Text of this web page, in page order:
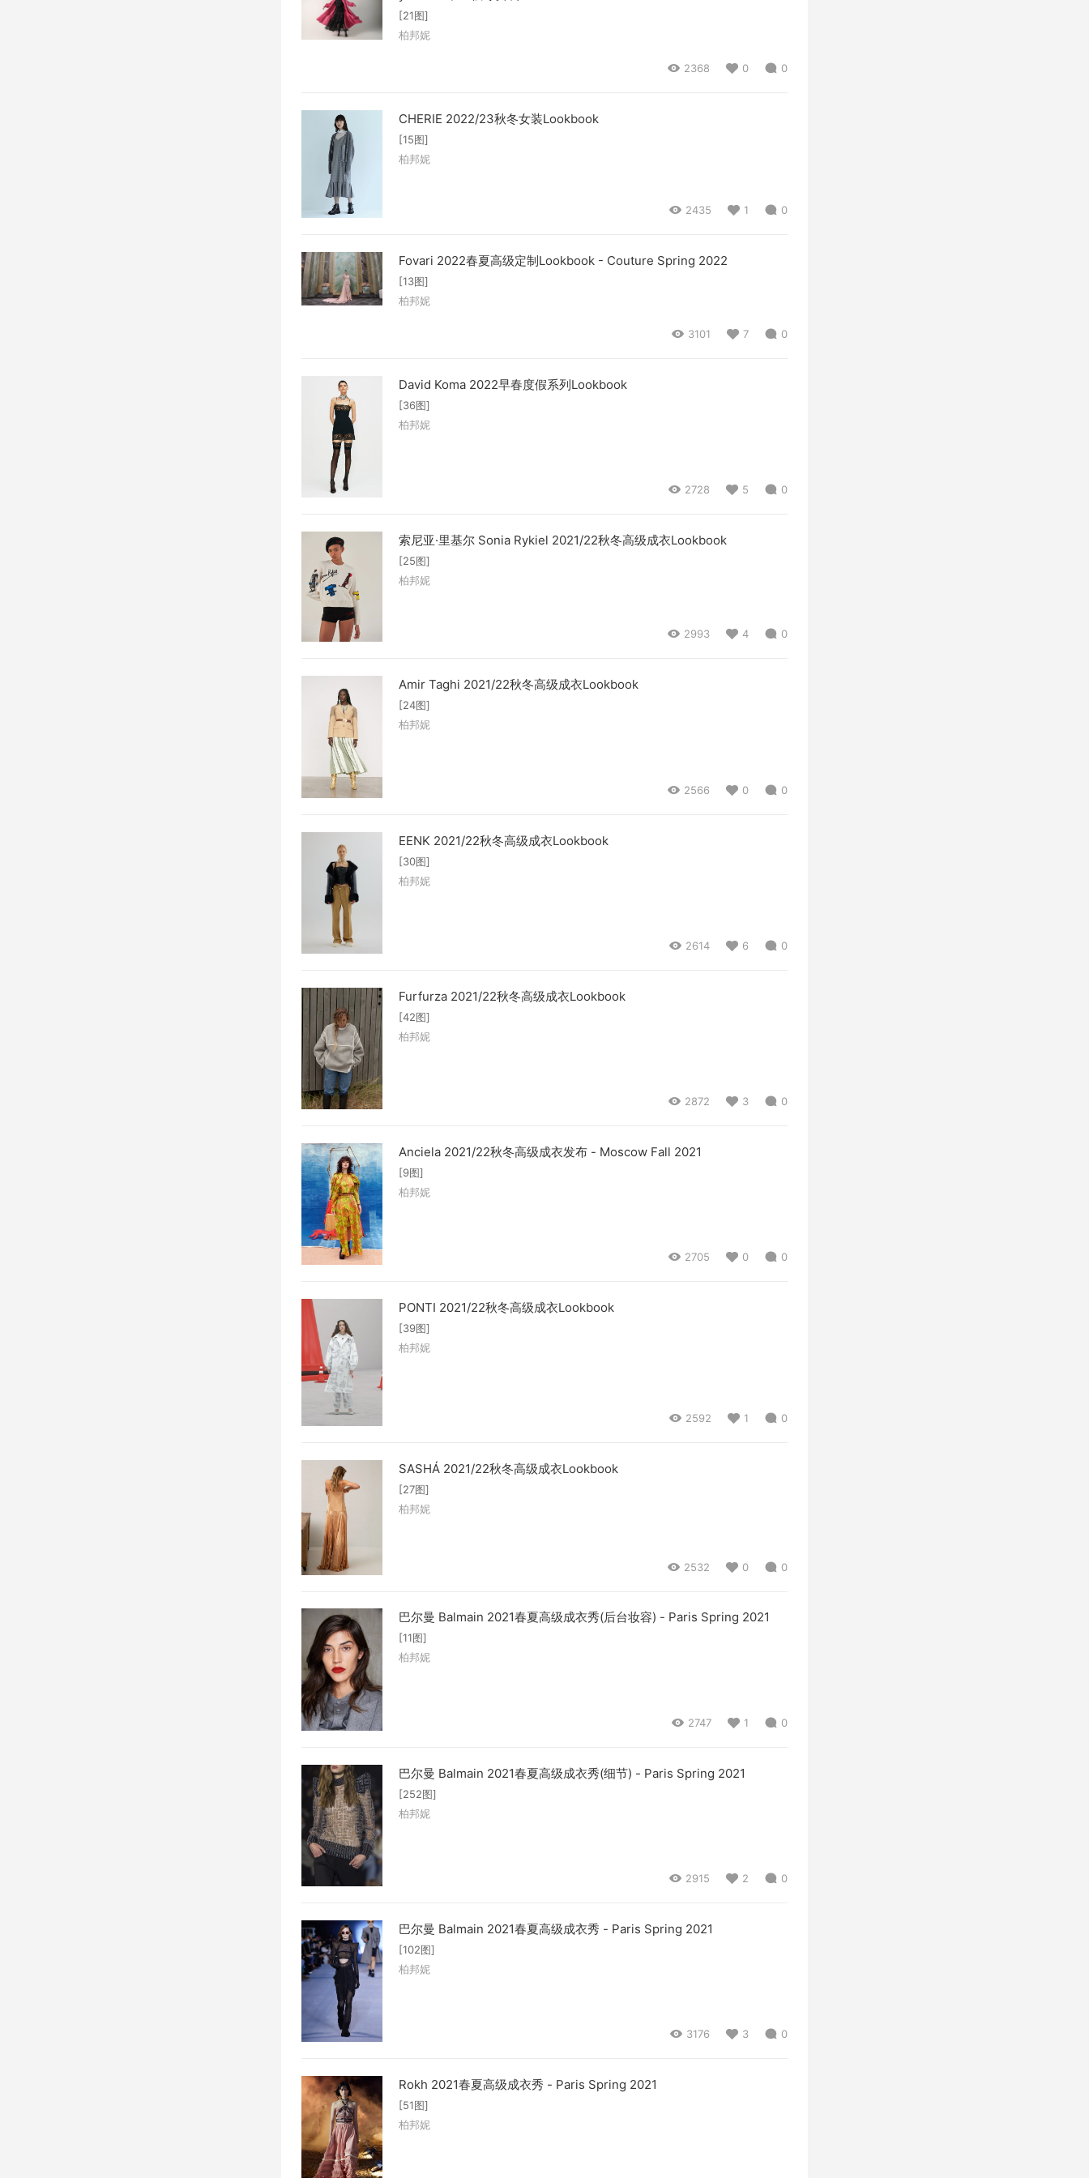
[21图]
柏邦妮
2368 0 0
CHERIE 2022/23秋冬女装Lookbook
[15图]
柏邦妮
2435 1 0
Fovari 2022春夏高级定制Lookbook - Couture Spring 2022
[13图]
柏邦妮
3101 7 0
David Koma 2022早春度假系列Lookbook
[36图]
柏邦妮
2728 5 0
索尼亚·里基尔 Sonia Rykiel 2021/22秋冬高级成衣Lookbook
[25图]
柏邦妮
2993 4 0
Amir Taghi 2021/22秋冬高级成衣Lookbook
[24图]
柏邦妮
2566 0 0
EENK 2021/22秋冬高级成衣Lookbook
[30图]
柏邦妮
2614 6 0
Furfurza 2021/22秋冬高级成衣Lookbook
[42图]
柏邦妮
2872 3 0
Anciela 2021/22秋冬高级成衣发布 - Moscow Fall 2021
[9图]
柏邦妮
2705 0 0
PONTI 2021/22秋冬高级成衣Lookbook
[39图]
柏邦妮
2592 1 0
SASHÁ 2021/22秋冬高级成衣Lookbook
[27图]
柏邦妮
2532 0 0
巴尔曼 Balmain 2021春夏高级成衣秀(后台妆容) - Paris Spring 2021
[11图]
柏邦妮
2747 1 0
巴尔曼 Balmain 2021春夏高级成衣秀(细节) - Paris Spring 2021
[252图]
柏邦妮
2915 2 0
巴尔曼 Balmain 2021春夏高级成衣秀 - Paris Spring 2021
[102图]
柏邦妮
3176 3 0
Rokh 2021春夏高级成衣秀 - Paris Spring 2021
[51图]
柏邦妮